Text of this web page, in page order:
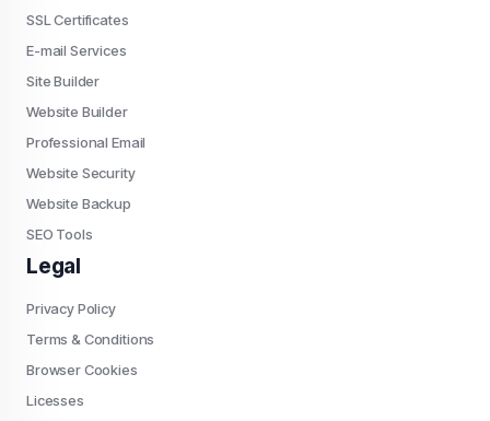
SSL Certificates
E-mail Services
Site Builder
Website Builder
Professional Email
Website Security
Website Backup
SEO Tools
Legal
Privacy Policy
Terms & Conditions
Browser Cookies
Licesses